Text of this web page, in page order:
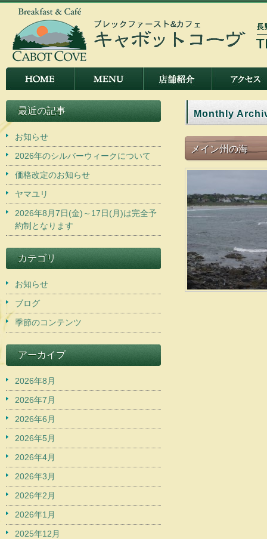
Monthly
メイン州の海
最近の記事
お知らせ
2026年のシルバーウィークについて
価格改定のお知らせ
ヤマユリ
2026年8月7日(金)～17日(月)は完全予
約制となります
カテゴリ
お知らせ
ブログ
季節のコンテンツ
アーカイブ
2026年8月
2026年7月
2026年6月
2026年5月
2026年4月
2026年3月
2026年2月
2026年1月
2025年12月